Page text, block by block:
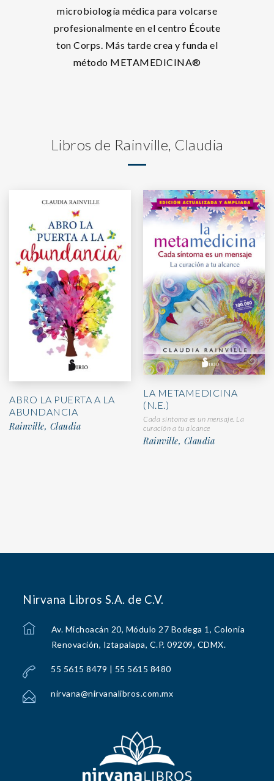
microbiología médica para volcarse
profesionalmente en el centro Écoute
ton Corps. Más tarde crea y funda el
método METAMEDICINA®
Libros de Rainville, Claudia
ABRO LA PUERTA A LA
ABUNDANCIA
Rainville, Claudia
LA METAMEDICINA
(N.E.)
Cada síntoma es un mensaje. La
curación a tu alcance
Rainville, Claudia
Nirvana Libros S.A. de C.V.
Av. Michoacán 20, Módulo 27 Bodega 1, Colonia
Renovación, Iztapalapa, C.P. 09209, CDMX.
55 5615 8479 | 55 5615 8480
nirvana@nirvanalibros.com.mx